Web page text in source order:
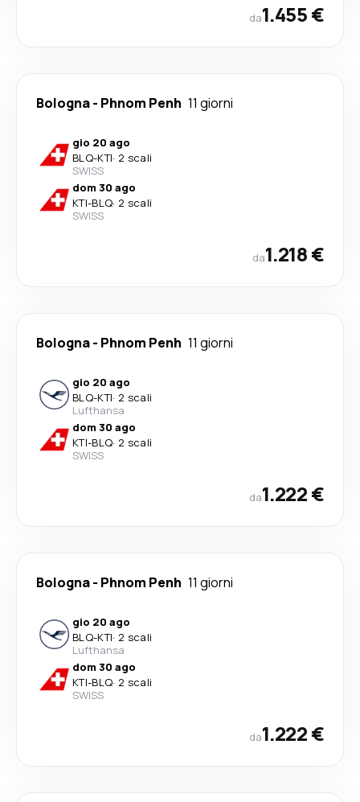
da1.455 €
Bologna- Phnom Penh 11 giorni
gio 20 ago
BLQ-KTI· 2 scali
SWISS
dom 30 ago
KTI-BLQ· 2 scali
SWISS
da1.218 €
Bologna- Phnom Penh 11 giorni
gio 20 ago
BLQ-KTI· 2 scali
Lufthansa
dom 30 ago
KTI-BLQ· 2 scali
SWISS
da1.222 €
Bologna- Phnom Penh 11 giorni
gio 20 ago
BLQ-KTI· 2 scali
Lufthansa
dom 30 ago
KTI-BLQ· 2 scali
SWISS
da1.222 €